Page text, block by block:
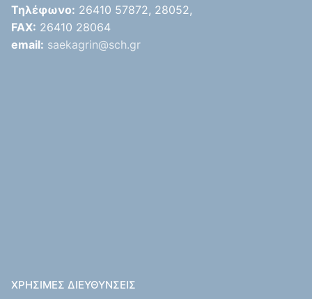
Τηλέφωνο: 26410 57872, 28052,
FAX: 26410 28064
email: saekagrin@sch.gr
ΧΡΉΣΙΜΕΣ ΔΙΕΥΘΎΝΣΕΙΣ